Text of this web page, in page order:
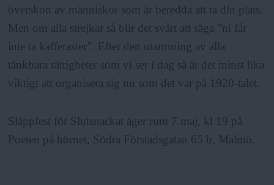
överskott av människor som är beredda att ta din plats.
Men om alla strejkar så blir det svårt att säga ”ni får
inte ta kafferaster”. Efter den utarmning av alla
tänkbara rättigheter som vi ser i dag så är det minst lika
viktigt att organisera sig nu som det var på 1920-talet.
Släppfest för Slutsnackat äger rum 7 maj, kl 19 på
Poeten på hörnet, Södra Förstadsgatan 65 b, Malmö.